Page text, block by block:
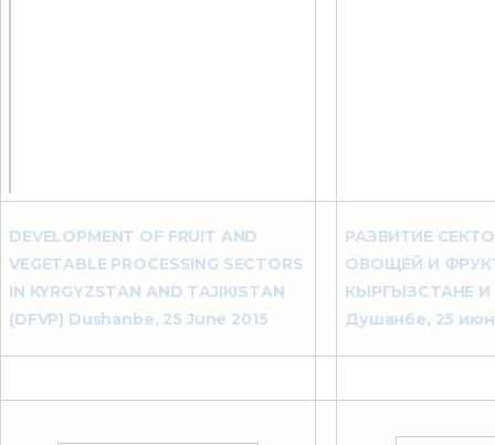
DEVELOPMENT OF FRUIT AND
VEGETABLE PROCESSING SECTORS
IN KYRGYZSTAN AND TAJIKISTAN
(DFVP) Dushanbe, 25 June 2015
РАЗВИТИЕ
ОВОЩЕЙ И
КЫРГЫЗСТАНЕ
Душанбе, 25